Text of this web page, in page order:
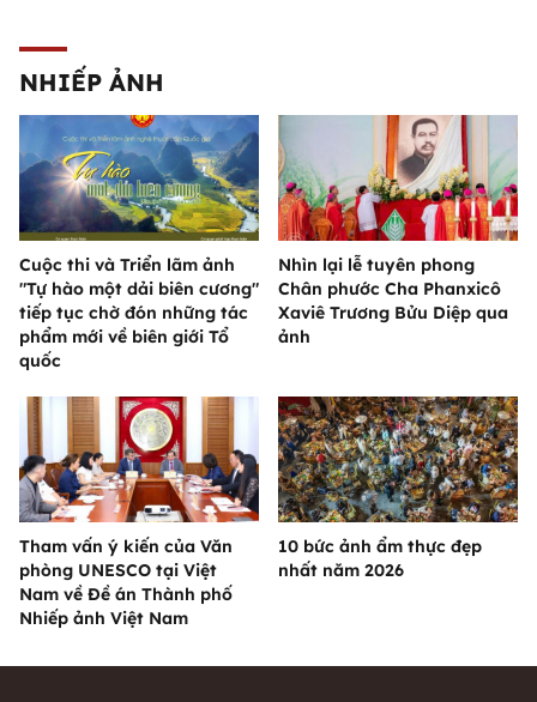
NHIẾP ẢNH
Cuộc thi và Triển lãm ảnh
"Tự hào một dải biên cương"
tiếp tục chờ đón những tác
phẩm mới về biên giới Tổ
quốc
Nhìn lại lễ tuyên phong
Chân phước Cha Phanxicô
Xaviê Trương Bửu Diệp qua
ảnh
Tham vấn ý kiến của Văn
phòng UNESCO tại Việt
Nam về Đề án Thành phố
Nhiếp ảnh Việt Nam
10 bức ảnh ẩm thực đẹp
nhất năm 2026